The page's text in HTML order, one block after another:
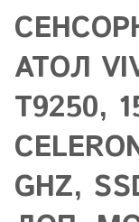
АТОЛ
T9250,
GHZ,